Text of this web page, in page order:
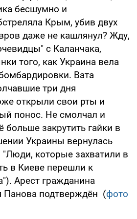
бесшумно и
Крым, убив двух
даже не кашлянул? Жду,
с Каланчака,
того, как Украина вела
Вата
три дня
открыли свои рты и
понос. Не смолчал и
больше закрутить гайки в
Украины вернулась
"Люди, которые захватили в
в Киеве перешли к
Арест гражданина
Панова подтверждён (фото